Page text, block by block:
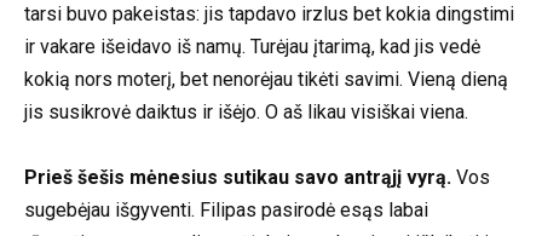
tarsi buvo pakeistas: jis tapdavo irzlus bet kokia dingstimi
ir vakare išeidavo iš namų. Turėjau įtarimą, kad jis vedė
kokią nors moterį, bet nenorėjau tikėti savimi. Vieną dieną
jis susikrovė daiktus ir išėjo. O aš likau visiškai viena.
Prieš šešis mėnesius sutikau savo antrąjį vyrą. Vos
sugebėjau išgyventi. Filipas pasirodė esąs labai